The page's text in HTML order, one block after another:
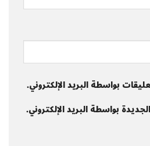
بواسطة البريد الإلكتروني.
بواسطة البريد الإلكتروني.